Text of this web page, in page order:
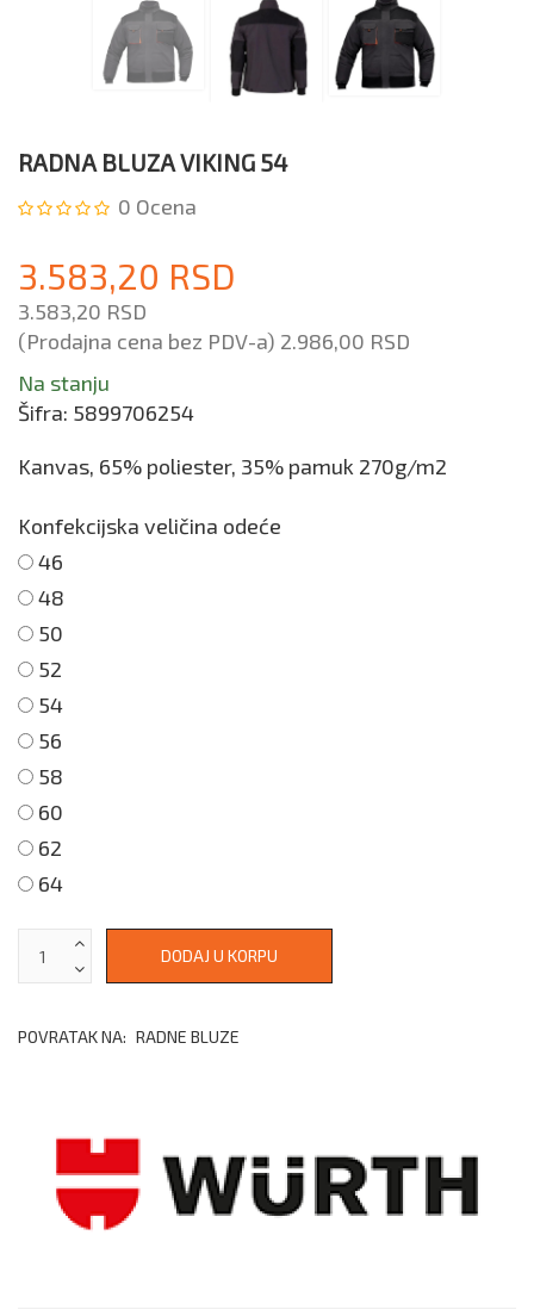
RADNA BLUZA VIKING 54
0 Ocena
3.583,20 RSD
3.583,20 RSD
(Prodajna cena bez PDV-a) 2.986,00 RSD
Na stanju
Šifra: 5899706254
Kanvas, 65% poliester, 35% pamuk 270g/m2
Konfekcijska veličina odeće
46
48
50
52
54
56
58
60
62
64
POVRATAK NA: RADNE BLUZE